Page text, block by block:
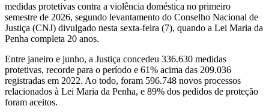
medidas protetivas contra a violência doméstica no primeiro
semestre de 2026, segundo levantamento do Conselho Nacional de
Justiça (CNJ) divulgado nesta sexta-feira (7), quando a Lei Maria da
Penha completa 20 anos.
Entre janeiro e junho, a Justiça concedeu 336.630 medidas
protetivas, recorde para o período e 61% acima das 209.036
registradas em 2022. Ao todo, foram 596.748 novos processos
relacionados à Lei Maria da Penha, e 89% dos pedidos de proteção
foram aceitos.